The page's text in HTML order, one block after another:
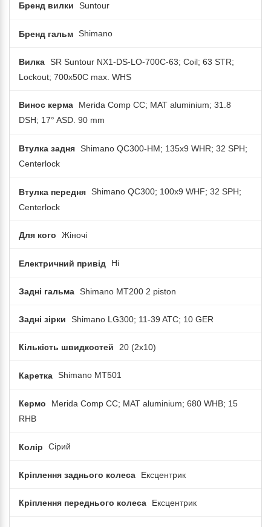
Бренд вилки Suntour
Бренд гальм Shimano
Вилка SR Suntour NX1-DS-LO-700C-63; Coil; 63 STR;
Lockout; 700x50C max. WHS
Винос керма
Merida Comp CC; MAT aluminium; 31.8
DSH; 17° ASD. 90 mm
Втулка задня Shimano QC300-HM; 135x9 WHR; 32 SPH;
Centerlock
Втулка передня Shimano QC300; 100x9 WHF; 32 SPH;
Centerlock
Для кого Жіночі
Електричний привід Ні
Задні гальма Shimano MT200 2 piston
Задні зірки Shimano LG300; 11-39 ATC; 10 GER
Кількість швидкостей 20 (2x10)
Каретка Shimano MT501
Кермо
Merida Comp CC; MAT aluminium; 680 WHB; 15
RHB
Колір Сірий
Кріплення заднього колеса Ексцентрик
Кріплення переднього колеса Ексцентрик